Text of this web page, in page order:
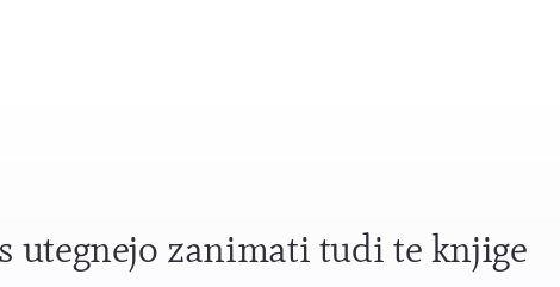
utegnejo zanimati tudi te knjige